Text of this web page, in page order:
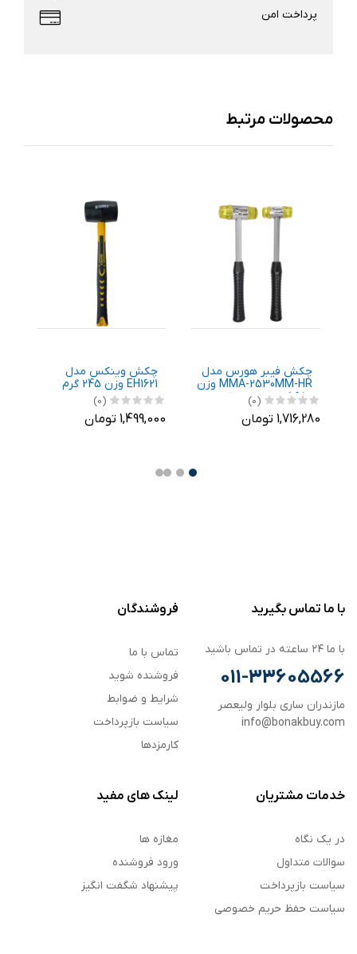
پرداخت امن
محصولات مرتبط
چکش فیبر هورس مدل
MMA-2530MM-HR وزن
650 گرم مجموعه 2 عددی
(0)
1,716,280 تومان
چکش وینکس مدل
EH1621 وزن 245 گرم
(0)
1,499,000 تومان
با ما تماس بگیرید
با ما ۲۴ ساعته در تماس باشید
011-33605566
مازندران ساری بلوار ولیعصر
info@bonakbuy.com
فروشندگان
تماس با ما
فروشنده شوید
شرایط و ضوابط
سیاست بازپرداخت
کارمزدها
خدمات مشتریان
در یک نگاه
سوالات متداول
سیاست بازپرداخت
سیاست حفظ حریم خصوصی
لینک های مفید
مغازه ها
ورود فروشنده
پیشنهاد شگفت انگیز